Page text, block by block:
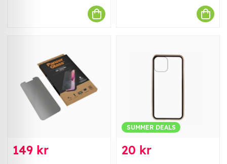
149 kr
SUMMER DEALS
20 kr